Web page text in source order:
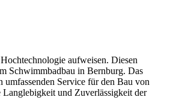
aufweisen. Diesen
Schwimmbadbau in Bernburg. Das
umfassenden Service für den Bau von
Langlebigkeit und Zuverlässigkeit der